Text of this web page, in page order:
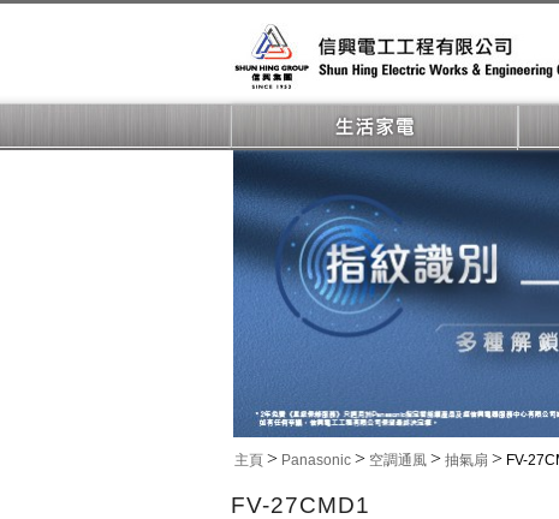
主頁 > Panasonic > 空調通風 > 抽氣扇 > FV-
FV-27CMD1